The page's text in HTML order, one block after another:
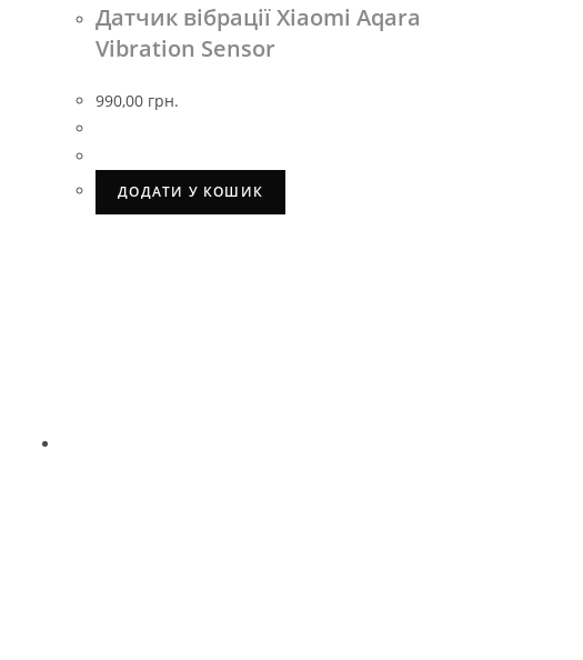
Датчик вібрації Xiaomi Aqara
Vibration Sensor
990,00 грн.
ДОДАТИ У КОШИК